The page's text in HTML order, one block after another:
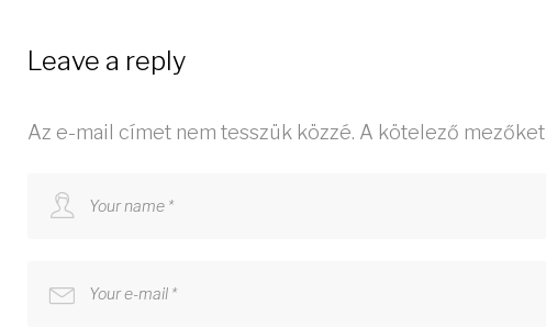
Leave a reply
Az e-mail címet nem tesszük közzé. A kötelező mezőket